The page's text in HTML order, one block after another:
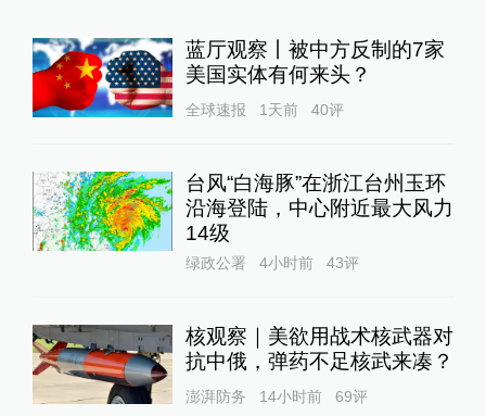
蓝厅观察丨被中方反制的7家
美国实体有何来头？
全球速报 1天前 40评
台风“白海豚”在浙江台州玉环
沿海登陆，中心附近最大风力
14级
绿政公署 4小时前 43评
核观察｜美欲用战术核武器对
抗中俄，弹药不足核武来凑？
澎湃防务 14小时前 69评